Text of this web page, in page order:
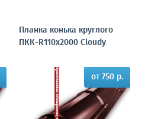
Планка конька круглого
ПКК-R110х2000 Cloudy
от 750 р.